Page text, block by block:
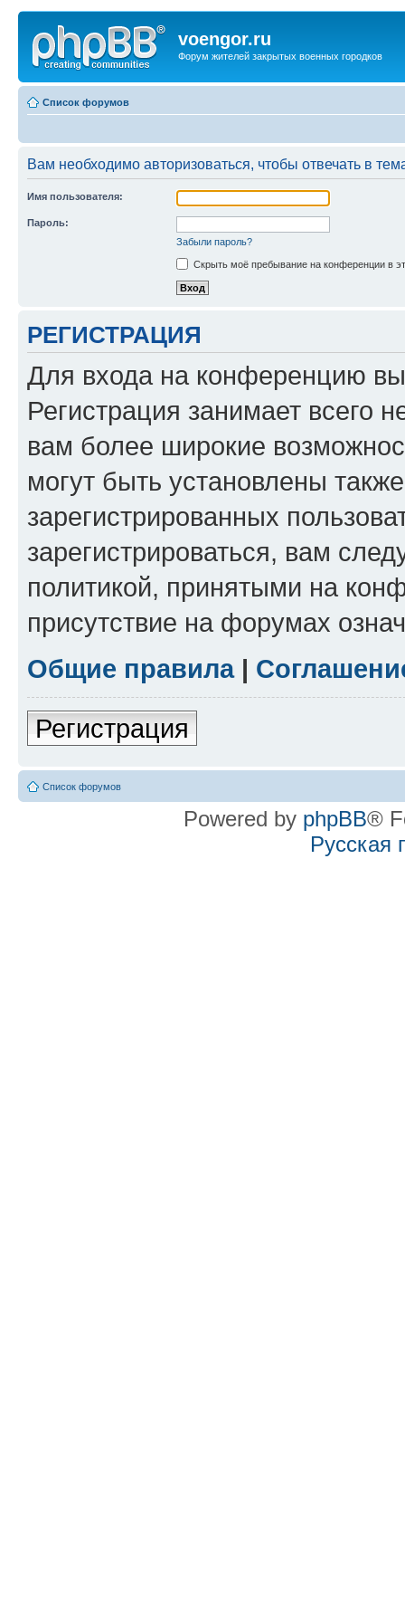
voengor.ru
Форум жителей закрытых военных городков
Список форумов
Вам необходимо авторизоваться, чтобы отвечать в
Имя пользователя:
Пароль:
Забыли пароль?
Скрыть моё пребывание на конференции в
РЕГИСТРАЦИЯ
Для входа на конференцию
Регистрация занимает всего
вам более широкие
могут быть установлены
зарегистрированных
зарегистрироваться, вам
политикой, принятыми на
присутствие на форумах
Общие правила|
Регистрация
Список форумов
Powered by phpBB®
Русская